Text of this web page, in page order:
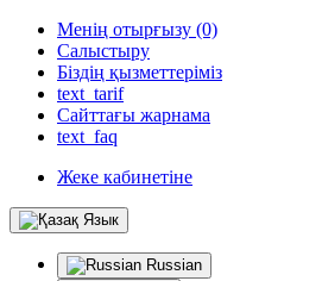
Менің отырғызу (0)
Салыстыру
Біздің қызметтеріміз
text_tarif
Сайттағы жарнама
text_faq
Жеке кабинетіне
Язык
Russian